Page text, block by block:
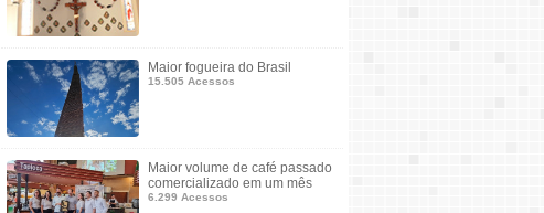
Maior fogueira do Brasil
15.505 Acessos
Maior volume de café passado
comercializado em um mês
6.299 Acessos